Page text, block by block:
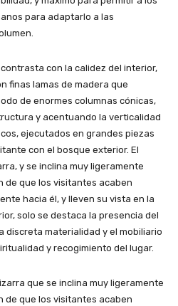
para adaptarlo a las
con la calidez del interior,
finas lamas de madera que
de enormes columnas cónicas,
y acentuando la verticalidad
ejecutados en grandes piezas
con el bosque exterior. El
y se inclina muy ligeramente
de que los visitantes acaben
hacia él, y lleven su vista en la
solo se destaca la presencia del
discreta materialidad y el mobiliario
y recogimiento del lugar.
que se inclina muy ligeramente
de que los visitantes acaben